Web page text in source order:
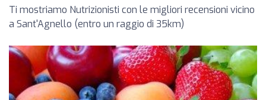
Ti mostriamo Nutrizionisti con le migliori recensioni vicino
a Sant'Agnello (entro un raggio di 35km)